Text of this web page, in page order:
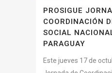
PROSIGUE
COORDINACIÓN
SOCIAL
PARAGUAY
Este jueves 17 de